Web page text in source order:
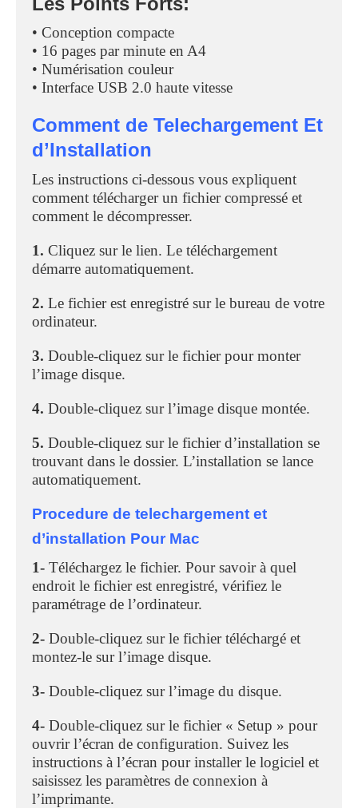
• Conception compacte
• 16 pages par minute en A4
• Numérisation couleur
• Interface USB 2.0 haute vitesse
Comment de Telechargement Et
d’Installation
Les instructions ci-dessous vous expliquent
comment télécharger un fichier compressé et
comment le décompresser.
1. Cliquez sur le lien. Le téléchargement
démarre automatiquement.
2. Le fichier est enregistré sur le bureau de votre
ordinateur.
3. Double-cliquez sur le fichier pour monter
l’image disque.
4. Double-cliquez sur l’image disque montée.
5. Double-cliquez sur le fichier d’installation se
trouvant dans le dossier. L’installation se lance
automatiquement.
Procedure de telechargement et
d’installation Pour Mac
1- Téléchargez le fichier. Pour savoir à quel
endroit le fichier est enregistré, vérifiez le
paramétrage de l’ordinateur.
2- Double-cliquez sur le fichier téléchargé et
montez-le sur l’image disque.
3- Double-cliquez sur l’image du disque.
4- Double-cliquez sur le fichier « Setup » pour
ouvrir l’écran de configuration. Suivez les
instructions à l’écran pour installer le logiciel et
saisissez les paramètres de connexion à
l’imprimante.